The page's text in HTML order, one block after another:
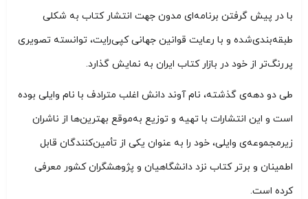
با در پیش گرفتن برنامه‌ای مدون جهت انتشار کتاب به شکلی
طبقه‌بندی‌شده و با رعایت قوانین جهانی کپی‌رایت، توانسته تصویری
پررنگ‌تر از خود در بازار کتاب ایران به نمایش گذارد.
طی دو دهه‌ی گذشته، نام آوند دانش اغلب مترادف با نام وایلی بوده
است و این انتشارات با تهیه و توزیع به‌موقع بهترین‌ها از ناشران
زیرمجموعه‌ی وایلی، خود را به عنوان یکی از تأمین‌کنندگان قابل
اطمینان و برتر کتاب نزد دانشگاهیان و پژوهشگران کشور معرفی
کرده است.